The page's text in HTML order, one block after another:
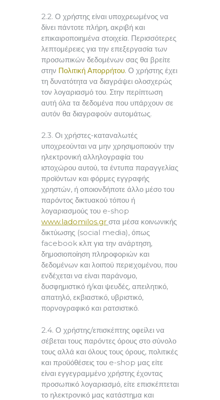
2.2. Ο χρήστης είναι υποχρεωμένος να
δίνει πάντοτε πλήρη, ακριβή και
επικαιροποιημένα στοιχεία. Περισσότερες
λεπτομέρειες για την επεξεργασία των
προσωπικών δεδομένων σας θα βρείτε
στην Πολιτική Απορρήτου. Ο χρήστης έχει
τη δυνατότητα να διαγράψει ολοσχερώς
τον λογαριασμό του. Στην περίπτωση
αυτή όλα τα δεδομένα που υπάρχουν σε
αυτόν θα διαγραφούν αυτομάτως.
2.3. Οι χρήστες-καταναλωτές
υποχρεούνται να μην χρησιμοποιούν την
ηλεκτρονική αλληλογραφία του
ιστοχώρου αυτού, τα έντυπα παραγγελίας
προϊόντων και φόρμες εγγραφής
χρηστών, ή οποιονδήποτε άλλο μέσο του
παρόντος δικτυακού τόπου ή
λογαριασμούς του e-shop
www.ladomilos.gr στα μέσα κοινωνικής
δικτύωσης (social media), όπως
facebook κλπ για την ανάρτηση,
δημοσιοποίηση πληροφοριών και
δεδομένων και λοιπού περιεχομένου, που
ενδέχεται να είναι παράνομο,
δυσφημιστικό ή/και ψευδές, απειλητικό,
απατηλό, εκβιαστικό, υβριστικό,
πορνογραφικό και ρατσιστικό.
2.4. Ο χρήστης/επισκέπτης οφείλει να
σέβεται τους παρόντες όρους στο σύνολο
τους αλλά και όλους τους όρους, πολιτικές
και προϋόθέσεις του e-shop μας είτε
είναι εγγεγραμμένο χρήστης έχοντας
προσωπικό λογαριασμό, είτε επισκέπτεται
το ηλεκτρονικό μας κατάστημα και